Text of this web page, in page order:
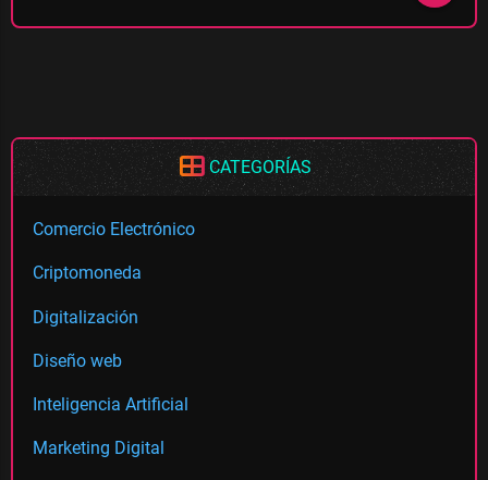
CATEGORÍAS
Comercio Electrónico
Criptomoneda
Digitalización
Diseño web
Inteligencia Artificial
Marketing Digital